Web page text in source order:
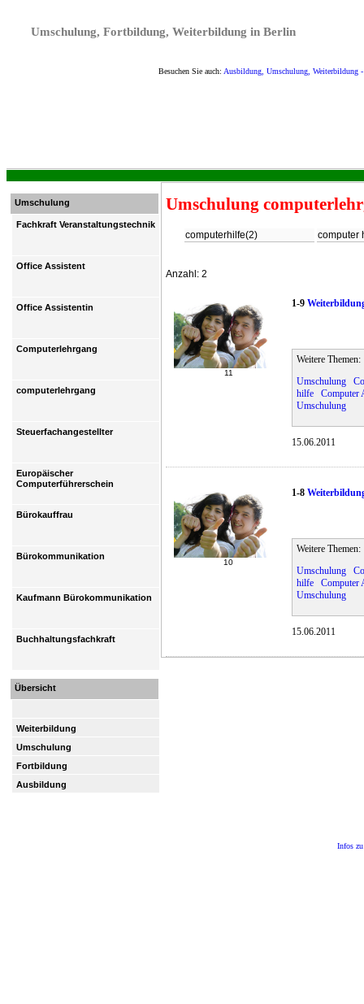
Umschulung, Fortbildung, Weiterbildung in Berlin
Besuchen Sie auch: Ausbildung, Umschulung, Weiterbildung
Umschulung
Fachkraft Veranstaltungstechnik
Office Assistent
Office Assistentin
Computerlehrgang
computerlehrgang
Steuerfachangestellter
Europäischer
Computerführerschein
Bürokauffrau
Bürokommunikation
Kaufmann Bürokommunikation
Buchhaltungsfachkraft
Übersicht
Weiterbildung
Umschulung
Fortbildung
Ausbildung
Umschulung
computerhilfe(2) computer
Anzahl: 2
11
1-9
Weitere Themen:
Umschulung
hilfe
Computer
Umschulung
15.06.2011
10
1-8
Weitere Themen:
Umschulung
hilfe
Computer
Umschulung
15.06.2011
Infos